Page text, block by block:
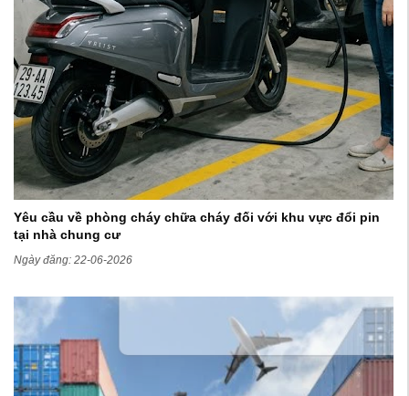
Yêu cầu về phòng cháy chữa cháy đối với khu vực đổi pin
tại nhà chung cư
Ngày đăng: 22-06-2026